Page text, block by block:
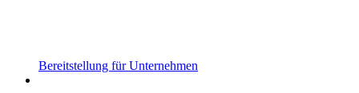
Bereitstellung für Unternehmen